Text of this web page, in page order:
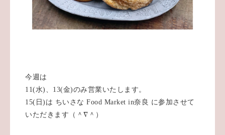
今週は
11(水)、13(金)のみ営業いたします。
15(日)は ちいさな Food Market in奈良 に参加させて
いただきます（＾∇＾）